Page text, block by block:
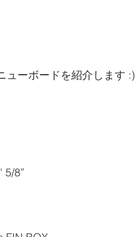
ューボードを紹介します :)
5/8”